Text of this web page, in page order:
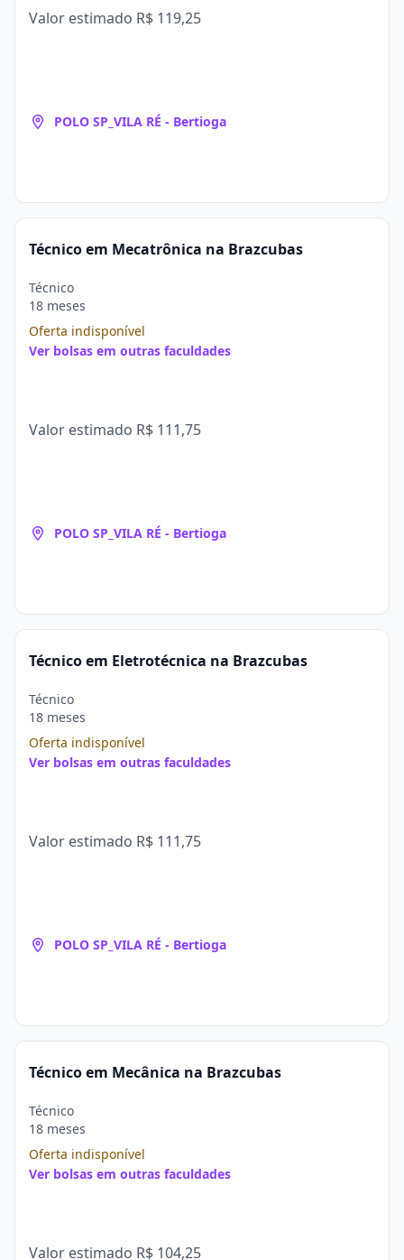
Valor estimado R$ 119,25
POLO SP_VILA RÉ - Bertioga
Técnico em Mecatrônica na Brazcubas
Técnico
18 meses
Oferta indisponível
Ver bolsas em outras faculdades
Valor estimado R$ 111,75
POLO SP_VILA RÉ - Bertioga
Técnico em Eletrotécnica na Brazcubas
Técnico
18 meses
Oferta indisponível
Ver bolsas em outras faculdades
Valor estimado R$ 111,75
POLO SP_VILA RÉ - Bertioga
Técnico em Mecânica na Brazcubas
Técnico
18 meses
Oferta indisponível
Ver bolsas em outras faculdades
Valor estimado R$ 104,25